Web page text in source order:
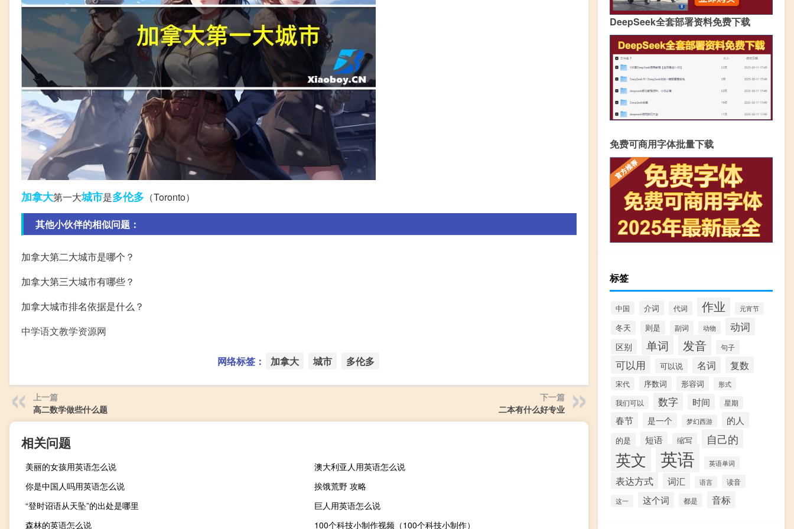
加拿大第一大城市是多伦多 （Toronto）
其他小伙伴的相似问题：
加拿大第二大城市是哪个？
加拿大第三大城市有哪些？
加拿大城市排名依据是什么？
中学语文教学资源网
网络标签： 加拿大 城市 多伦多
上一篇
高二数学做些什么题
下一篇
二本有什么好专业
相关问题
美丽的女孩用英语怎么说
澳大利亚人用英语怎么说
你是中国人吗用英语怎么说
挨饿荒野 攻略
“登时诏语从天坠”的出处是哪里
巨人用英语怎么说
森林的英语怎么说
100个科技小制作视频（100个科技小制作）
DeepSeek全套部署资料免费下载
免费可商用字体批量下载
标签
中国 介词 代词 作业 元宵节
冬天 则是 副词 动物 动词
区别 单词 发音 句子
可以用 可以说 名词 复数
宋代 序数词 形容词 形式
我们可以 数字 时间 星期
春节 是一个 梦幻西游 的人
的是 短语 缩写 自己的
英文 英语 英语单词
表达方式 词汇 语言 读音
这一 这个词 都是 音标